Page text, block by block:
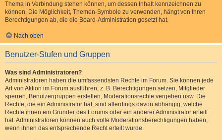
Thema in Verbindung stehen können, um dessen Inhalt kennzeichnen zu
können. Die Möglichkeit, Themen-Symbole zu verwenden, hängt von Ihren
Berechtigungen ab, die die Board-Administration gesetzt hat.
Nach oben
Benutzer-Stufen und Gruppen
Was sind Administratoren?
Administratoren haben die umfassendsten Rechte im Forum. Sie können jede
Art von Aktion im Forum ausführen; z. B. Berechtigungen setzen, Mitglieder
sperren, Benutzergruppen erstellen, Moderationsrechte vergeben usw. Die
Rechte, die ein Administrator hat, sind allerdings davon abhängig, welche
Rechte ihnen ein Gründer des Forums oder ein anderer Administrator erteilt
hat. Administratoren können auch volle Moderationsberechtigungen haben,
wenn ihnen das entsprechende Recht erteilt wurde.